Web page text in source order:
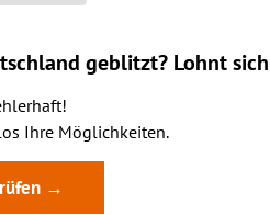
geblitzt? Lohnt
Ihre Möglichkeiten.
→